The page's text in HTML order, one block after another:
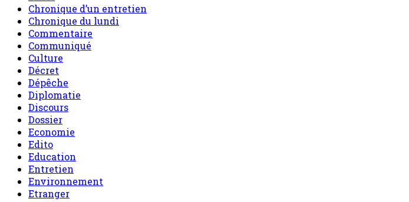
Chronique d’un entretien
Chronique du lundi
Commentaire
Communiqué
Culture
Décret
Dépêche
Diplomatie
Discours
Dossier
Economie
Edito
Education
Entretien
Environnement
Etranger